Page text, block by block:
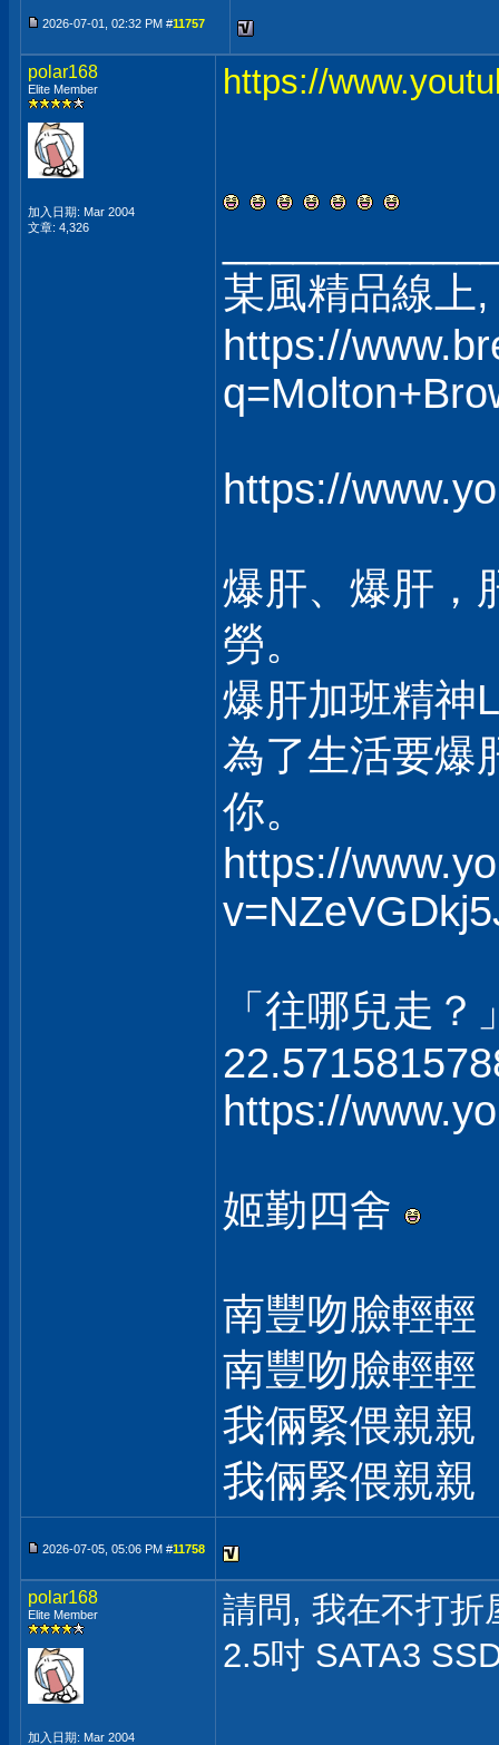
2026-07-01, 02:32 PM #11757
polar168
Elite Member
加入日期: Mar 2004
文章: 4,326
https://
某風精品線上
https://
https://
爆肝、爆肝，
勞。
爆肝加班精神
為了生活要爆
你。
https://
「往哪兒走？
https://
姬勤四舍
南豐吻臉輕
南豐吻臉輕
我倆緊偎親
我倆緊偎親
2026-07-05, 05:06 PM #11758
polar168
Elite Member
加入日期: Mar 2004
請問, 我在不打折
2.5吋 SATA3